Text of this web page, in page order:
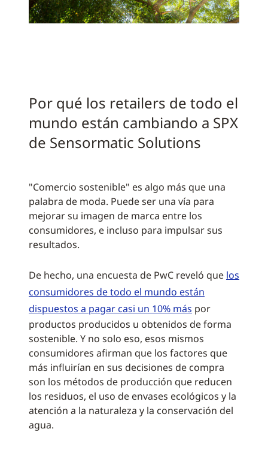
Por qué los retailers de todo el
mundo están cambiando a SPX
de Sensormatic Solutions
"Comercio sostenible" es algo más que una
palabra de moda. Puede ser una vía para
mejorar su imagen de marca entre los
consumidores, e incluso para impulsar sus
resultados.
De hecho, una encuesta de PwC reveló que los
consumidores de todo el mundo están
dispuestos a pagar casi un 10% más por
productos producidos u obtenidos de forma
sostenible. Y no solo eso, esos mismos
consumidores afirman que los factores que
más influirían en sus decisiones de compra
son los métodos de producción que reducen
los residuos, el uso de envases ecológicos y la
atención a la naturaleza y la conservación del
agua.